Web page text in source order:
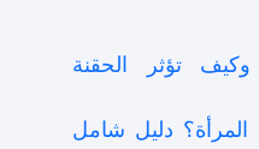
وكيف تؤثر الحقنة
دليل شامل